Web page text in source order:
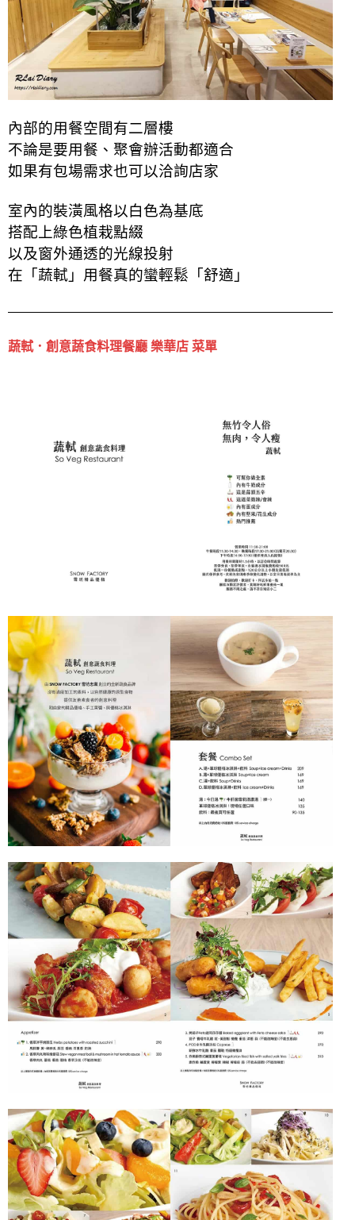
內部的用餐空間有二層樓
不論是要用餐、聚會辦活動都適合
如果有包場需求也可以洽詢店家
室內的裝潢風格以白色為基底
搭配上綠色植栽點綴
以及窗外通透的光線投射
在「蔬軾」用餐真的蠻輕鬆「舒適」
蔬軾．創意蔬食料理餐廳 樂華店 菜單